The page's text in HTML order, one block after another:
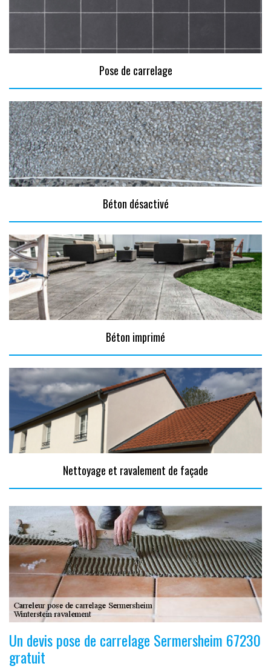
Pose de carrelage
Béton désactivé
Béton imprimé
Nettoyage et ravalement de façade
Un devis pose de carrelage Sermersheim 67230
gratuit